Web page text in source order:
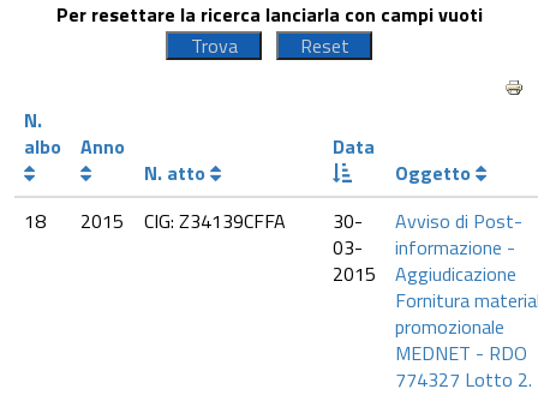
Per resettare la ricerca lanciarla con campi vuoti
N.
albo
Anno
N. atto
Data
Oggetto
18
2015 CIG: Z34139CFFA
30-
03-
2015
Avviso di Post-
informazione -
Aggiudicazione
Fornitura
promozionale
MEDNET - RDO
774327 Lotto 2.